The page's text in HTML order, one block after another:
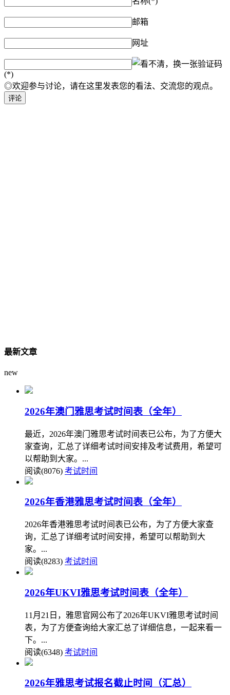
邮箱
网址
验证码
(*)
◎欢迎参与讨论，请在这里发表您的看法、交流您的观点。
最新文章
new
2026年澳门雅思考试时间表（全年）
最近，2026年澳门雅思考试时间表已公布，为了方便大
家查询，汇总了详细考试时间安排及考试费用，希望可
以帮助到大家。...
阅读(8076) 考试时间
2026年香港雅思考试时间表（全年）
2026年香港雅思考试时间表已公布，为了方便大家查
询，汇总了详细考试时间安排，希望可以帮助到大
家。...
阅读(8283) 考试时间
2026年UKVI雅思考试时间表（全年）
11月21日，雅思官网公布了2026年UKVI雅思考试时间
表，为了方便查询给大家汇总了详细信息，一起来看一
下。...
阅读(6348) 考试时间
2026年雅思考试报名截止时间（汇总）